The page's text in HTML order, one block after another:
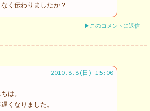
く伝わりましたか？
▶このコメントに返信
2010.8.8(日) 15:00
は。
くなりました。